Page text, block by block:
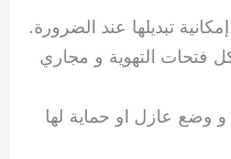
تبديلها عند الضرورة.
فتحات التهوية و مجاري
وضع عازل او حماية لها